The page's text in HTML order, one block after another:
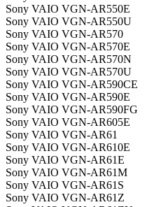
Sony VAIO VGN-AR550E
Sony VAIO VGN-AR550U
Sony VAIO VGN-AR570
Sony VAIO VGN-AR570E
Sony VAIO VGN-AR570N
Sony VAIO VGN-AR570U
Sony VAIO VGN-AR590CE
Sony VAIO VGN-AR590E
Sony VAIO VGN-AR590FG
Sony VAIO VGN-AR605E
Sony VAIO VGN-AR61
Sony VAIO VGN-AR610E
Sony VAIO VGN-AR61E
Sony VAIO VGN-AR61M
Sony VAIO VGN-AR61S
Sony VAIO VGN-AR61Z